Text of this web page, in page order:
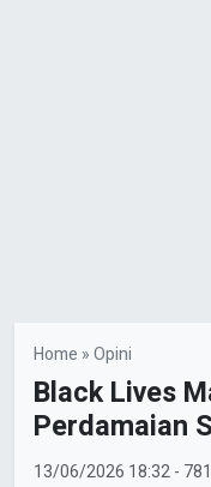
Home »Opini
Black Lives
Perdamaian
13/06/2026 18:32-